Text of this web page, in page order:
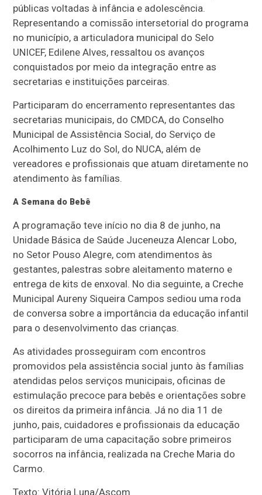
públicas voltadas à infância e adolescência.
Representando a comissão intersetorial do programa
no município, a articuladora municipal do Selo
UNICEF, Edilene Alves, ressaltou os avanços
conquistados por meio da integração entre as
secretarias e instituições parceiras.
Participaram do encerramento representantes das
secretarias municipais, do CMDCA, do Conselho
Municipal de Assistência Social, do Serviço de
Acolhimento Luz do Sol, do NUCA, além de
vereadores e profissionais que atuam diretamente no
atendimento às famílias.
A Semana do Bebê
A programação teve início no dia 8 de junho, na
Unidade Básica de Saúde Juceneuza Alencar Lobo,
no Setor Pouso Alegre, com atendimentos às
gestantes, palestras sobre aleitamento materno e
entrega de kits de enxoval. No dia seguinte, a Creche
Municipal Aureny Siqueira Campos sediou uma roda
de conversa sobre a importância da educação infantil
para o desenvolvimento das crianças.
As atividades prosseguiram com encontros
promovidos pela assistência social junto às famílias
atendidas pelos serviços municipais, oficinas de
estimulação precoce para bebês e orientações sobre
os direitos da primeira infância. Já no dia 11 de
junho, pais, cuidadores e profissionais da educação
participaram de uma capacitação sobre primeiros
socorros na infância, realizada na Creche Maria do
Carmo.
Texto: Vitória Luna/Ascom